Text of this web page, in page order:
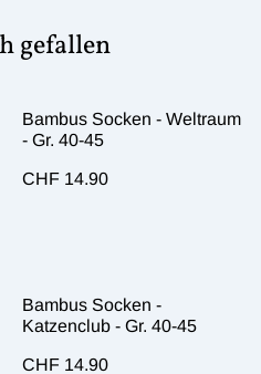
gefallen
Bambus Socken - Weltraum
- Gr. 40-45
CHF 14.90
Bambus Socken -
Katzenclub - Gr. 40-45
CHF 14.90